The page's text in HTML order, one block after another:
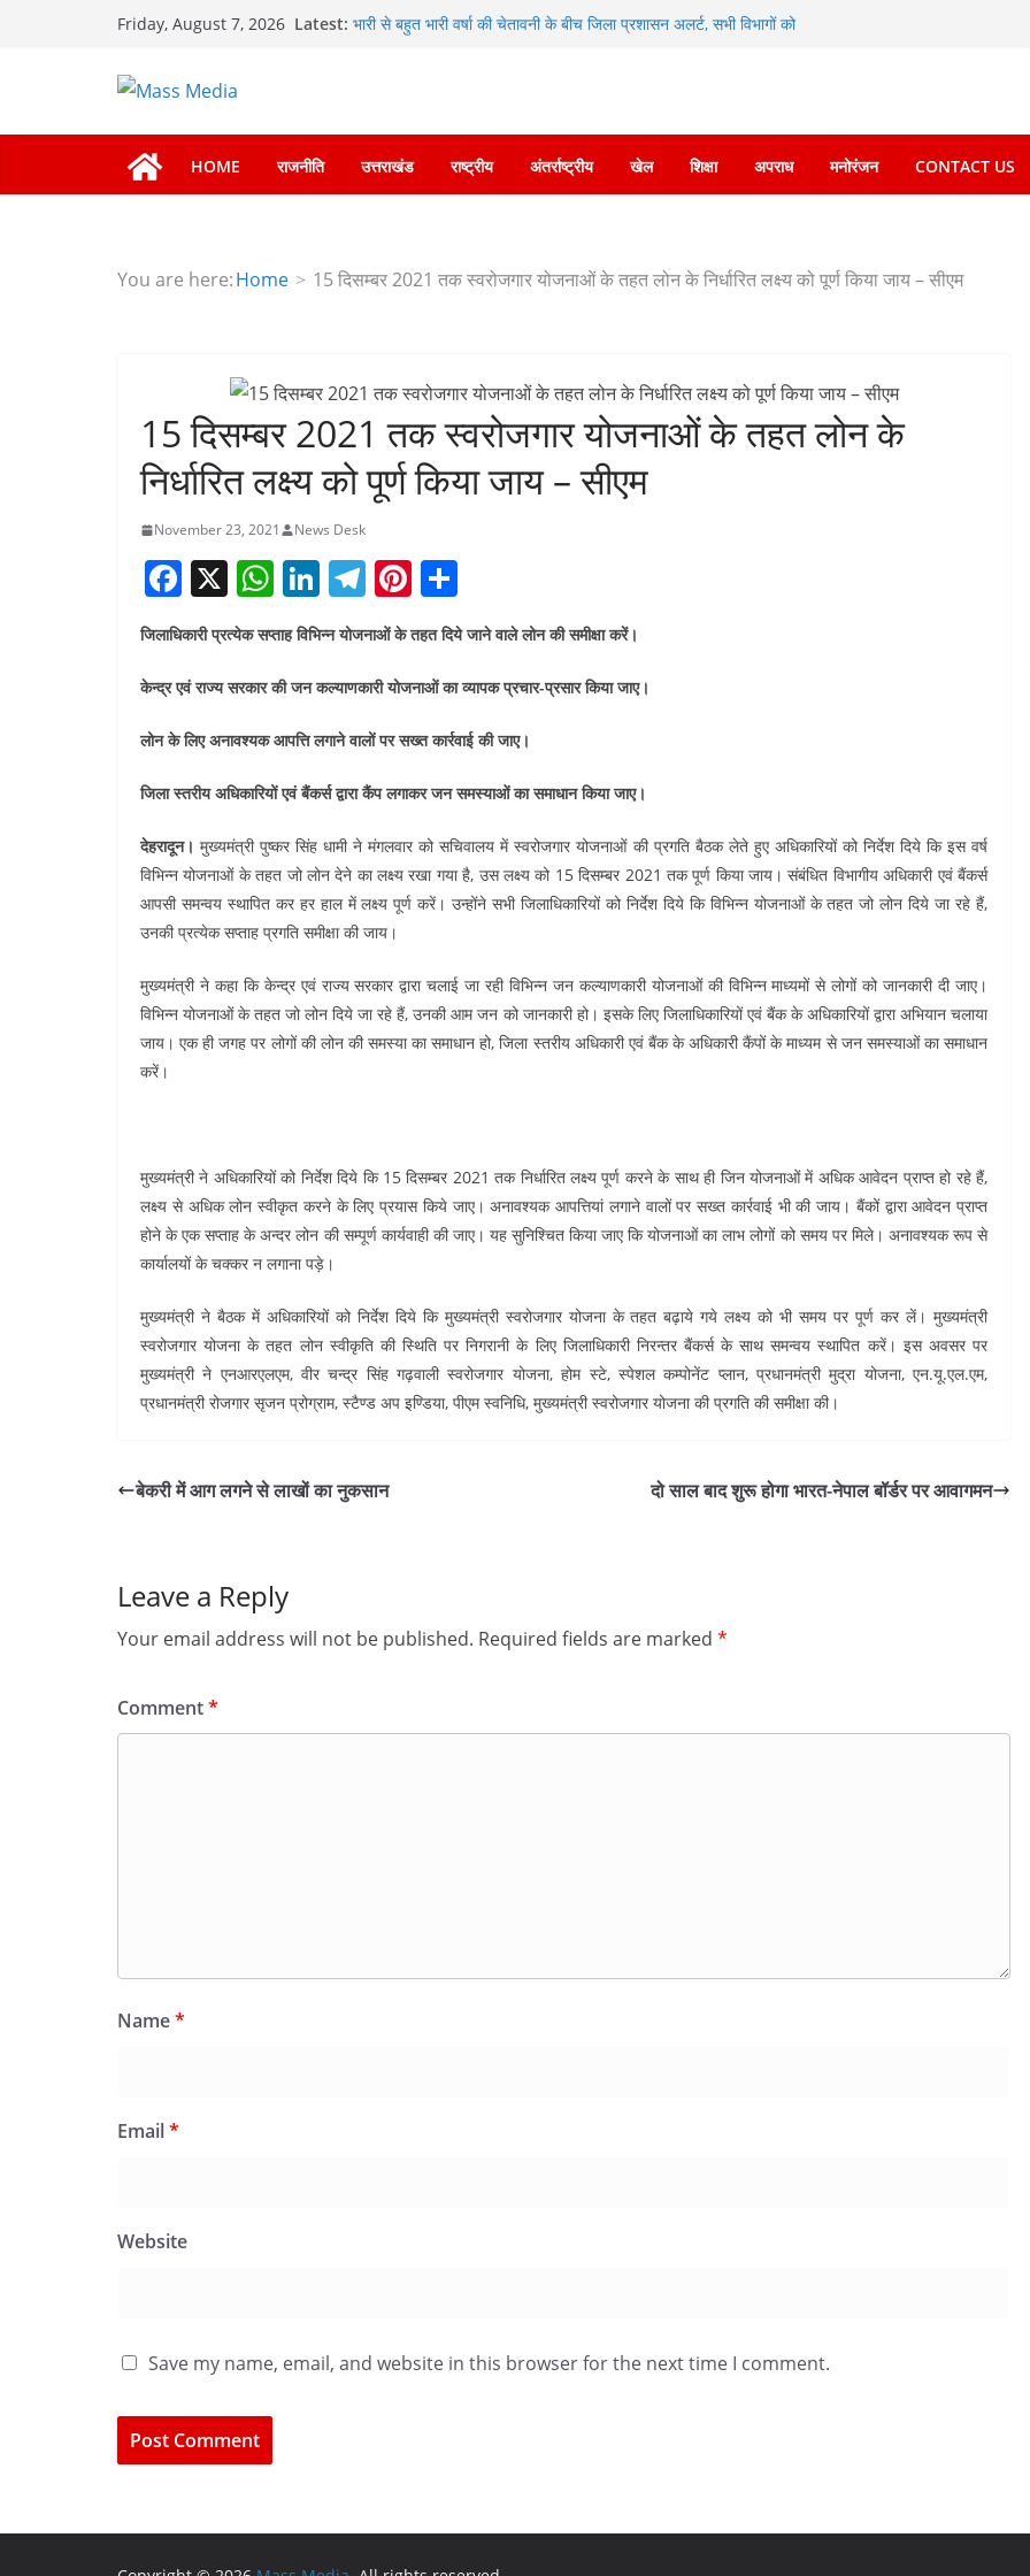
Friday, August 7, 2026 Latest: भारी से बहुत भारी वर्षा की चेतावनी के बीच जिला प्रशासन अलर्ट, सभी विभागों को
वाले महीनों में हजारों पदों पर की जाएगी भर्ती
दिल्ली-देहरादून आर्थिक कॉरिडोर से जुड़ी 12 किमी ग्रीनफील्ड बाईपास परियोजना
का डीएम ने किया निरीक्षण; समयबद्ध एवं गुणवत्तापूर्ण निर्माण सुनिश्चित करने के
HOME राजनीति उत्तराखंड राष्ट्रीय अंतर्राष्ट्रीय खेल शिक्षा अपराध मनोरंजन CONTACT US
You are here:Home 15 दिसम्बर 2021 तक स्वरोजगार योजनाओं के तहत लोन के निर्धारित लक्ष्य को पूर्ण किया जाय – सीएम
15 दिसम्बर 2021 तक स्वरोजगार योजनाओं के तहत लोन के
निर्धारित लक्ष्य को पूर्ण किया जाय – सीएम
November 23, 2021 News Desk
F
a
c
e
b
o
o
k
X W
at
s
A
p
p
Li
k
e
dI
n
T
el
e
gr
a
m
Pi
nt
er
e
st
h
ar
e
जिलाधिकारी प्रत्येक सप्ताह विभिन्न योजनाओं के तहत दिये जाने वाले लोन की समीक्षा करें।
केन्द्र एवं राज्य सरकार की जन कल्याणकारी योजनाओं का व्यापक प्रचार-प्रसार किया जाए।
लोन के लिए अनावश्यक आपत्ति लगाने वालों पर सख्त कार्रवाई की जाए।
जिला स्तरीय अधिकारियों एवं बैंकर्स द्वारा कैंप लगाकर जन समस्याओं का समाधान किया जाए।
देहरादून। मुख्यमंत्री पुष्कर सिंह धामी ने मंगलवार को सचिवालय में स्वरोजगार योजनाओं की प्रगति बैठक लेते हुए अधिकारियों को निर्देश दिये कि इस वर्ष
विभिन्न योजनाओं के तहत जो लोन देने का लक्ष्य रखा गया है, उस लक्ष्य को 15 दिसम्बर 2021 तक पूर्ण किया जाय। संबंधित विभागीय अधिकारी एवं बैंकर्स
आपसी समन्वय स्थापित कर हर हाल में लक्ष्य पूर्ण करें। उन्होंने सभी जिलाधिकारियों को निर्देश दिये कि विभिन्न योजनाओं के तहत जो लोन दिये जा रहे हैं,
उनकी प्रत्येक सप्ताह प्रगति समीक्षा की जाय।
मुख्यमंत्री ने कहा कि केन्द्र एवं राज्य सरकार द्वारा चलाई जा रही विभिन्न जन कल्याणकारी योजनाओं की विभिन्न माध्यमों से लोगों को जानकारी दी जाए।
विभिन्न योजनाओं के तहत जो लोन दिये जा रहे हैं, उनकी आम जन को जानकारी हो। इसके लिए जिलाधिकारियों एवं बैंक के अधिकारियों द्वारा अभियान चलाया
जाय। एक ही जगह पर लोगों की लोन की समस्या का समाधान हो, जिला स्तरीय अधिकारी एवं बैंक के अधिकारी कैंपों के माध्यम से जन समस्याओं का समाधान
करें।
मुख्यमंत्री ने अधिकारियों को निर्देश दिये कि 15 दिसम्बर 2021 तक निर्धारित लक्ष्य पूर्ण करने के साथ ही जिन योजनाओं में अधिक आवेदन प्राप्त हो रहे हैं,
लक्ष्य से अधिक लोन स्वीकृत करने के लिए प्रयास किये जाए। अनावश्यक आपत्तियां लगाने वालों पर सख्त कार्रवाई भी की जाय। बैंकों द्वारा आवेदन प्राप्त
होने के एक सप्ताह के अन्दर लोन की सम्पूर्ण कार्यवाही की जाए। यह सुनिश्चित किया जाए कि योजनाओं का लाभ लोगों को समय पर मिले। अनावश्यक रूप से
कार्यालयों के चक्कर न लगाना पड़े।
मुख्यमंत्री ने बैठक में अधिकारियों को निर्देश दिये कि मुख्यमंत्री स्वरोजगार योजना के तहत बढ़ाये गये लक्ष्य को भी समय पर पूर्ण कर लें। मुख्यमंत्री
स्वरोजगार योजना के तहत लोन स्वीकृति की स्थिति पर निगरानी के लिए जिलाधिकारी निरन्तर बैंकर्स के साथ समन्वय स्थापित करें। इस अवसर पर
मुख्यमंत्री ने एनआरएलएम, वीर चन्द्र सिंह गढ़वाली स्वरोजगार योजना, होम स्टे, स्पेशल कम्पोनेंट प्लान, प्रधानमंत्री मुद्रा योजना, एन.यू.एल.एम,
प्रधानमंत्री रोजगार सृजन प्रोग्राम, स्टैण्ड अप इण्डिया, पीएम स्वनिधि, मुख्यमंत्री स्वरोजगार योजना की प्रगति की समीक्षा की।
बेकरी में आग लगने से लाखों का नुकसान दो साल बाद शुरू होगा भारत-नेपाल बॉर्डर पर आवागमन
Leave a Reply
Your email address will not be published. Required fields are marked *
Comment*
Name*
Email*
Website
Save my name, email, and website in this browser for the next time I comment.